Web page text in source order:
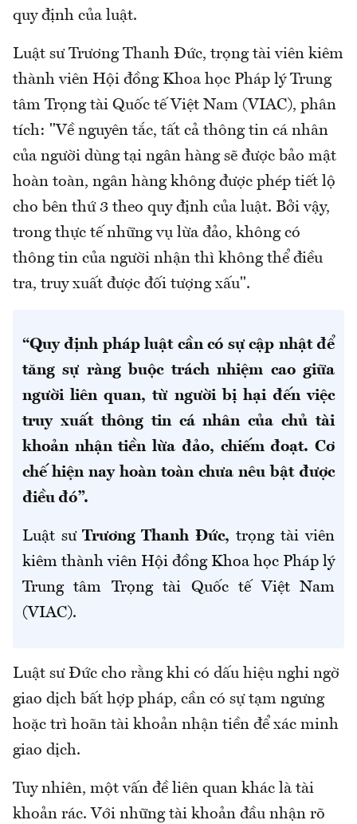
quy định của luật.
Luật sư Trương Thanh Đức, trọng tài viên kiêm
thành viên Hội đồng Khoa học Pháp lý Trung
tâm Trọng tài Quốc tế Việt Nam (VIAC), phân
tích: "Về nguyên tắc, tất cả thông tin cá nhân
của người dùng tại ngân hàng sẽ được bảo mật
hoàn toàn, ngân hàng không được phép tiết lộ
cho bên thứ 3 theo quy định của luật. Bởi vậy,
trong thực tế những vụ lừa đảo, không có
thông tin của người nhận thì không thể điều
tra, truy xuất được đối tượng xấu".
“Quy định pháp luật cần có sự cập nhật để
tăng sự ràng buộc trách nhiệm cao giữa
người liên quan, từ người bị hại đến việc
truy xuất thông tin cá nhân của chủ tài
khoản nhận tiền lừa đảo, chiếm đoạt. Cơ
chế hiện nay hoàn toàn chưa nêu bật được
điều đó”.
Luật sưTrương Thanh Đức, trọng tài viên
kiêm thành viên Hội đồng Khoa học Pháp lý
Trung tâm Trọng tài Quốc tế Việt Nam
(VIAC).
Luật sư Đức cho rằng khi có dấu hiệu nghi ngờ
giao dịch bất hợp pháp, cần có sự tạm ngưng
hoặc trì hoãn tài khoản nhận tiền để xác minh
giao dịch.
Tuy nhiên, một vấn đề liên quan khác là tài
khoản rác. Với những tài khoản đầu nhận rõ